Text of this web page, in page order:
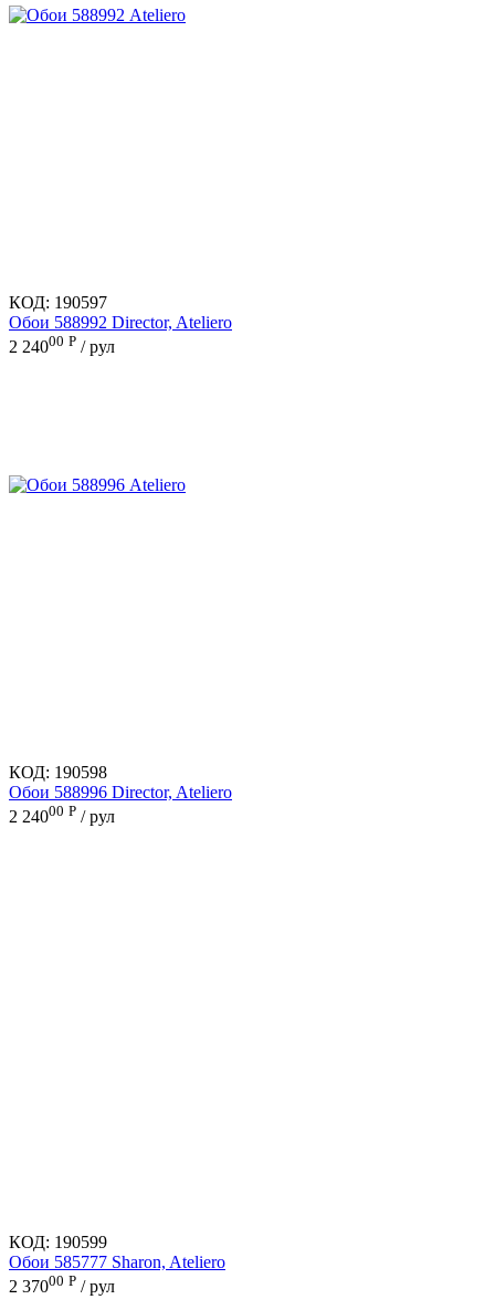
КОД: 190597
Обои 588992 Director, Ateliero
2 24000 Р / рул
КОД: 190598
Обои 588996 Director, Ateliero
2 24000 Р / рул
КОД: 190599
Обои 585777 Sharon, Ateliero
2 37000 Р / рул